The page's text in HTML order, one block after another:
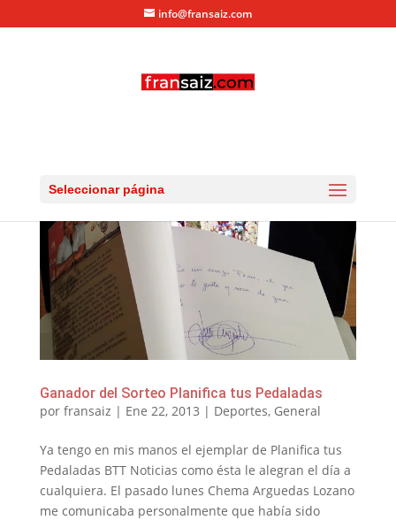
info@fransaiz.com
Seleccionar página
Ganador del Sorteo Planifica tus Pedaladas
por fransaiz | Ene 22, 2013 | Deportes, General
Ya tengo en mis manos el ejemplar de Planifica tus
Pedaladas BTT Noticias como ésta le alegran el día a
cualquiera. El pasado lunes Chema Arguedas Lozano
me comunicaba personalmente que había sido